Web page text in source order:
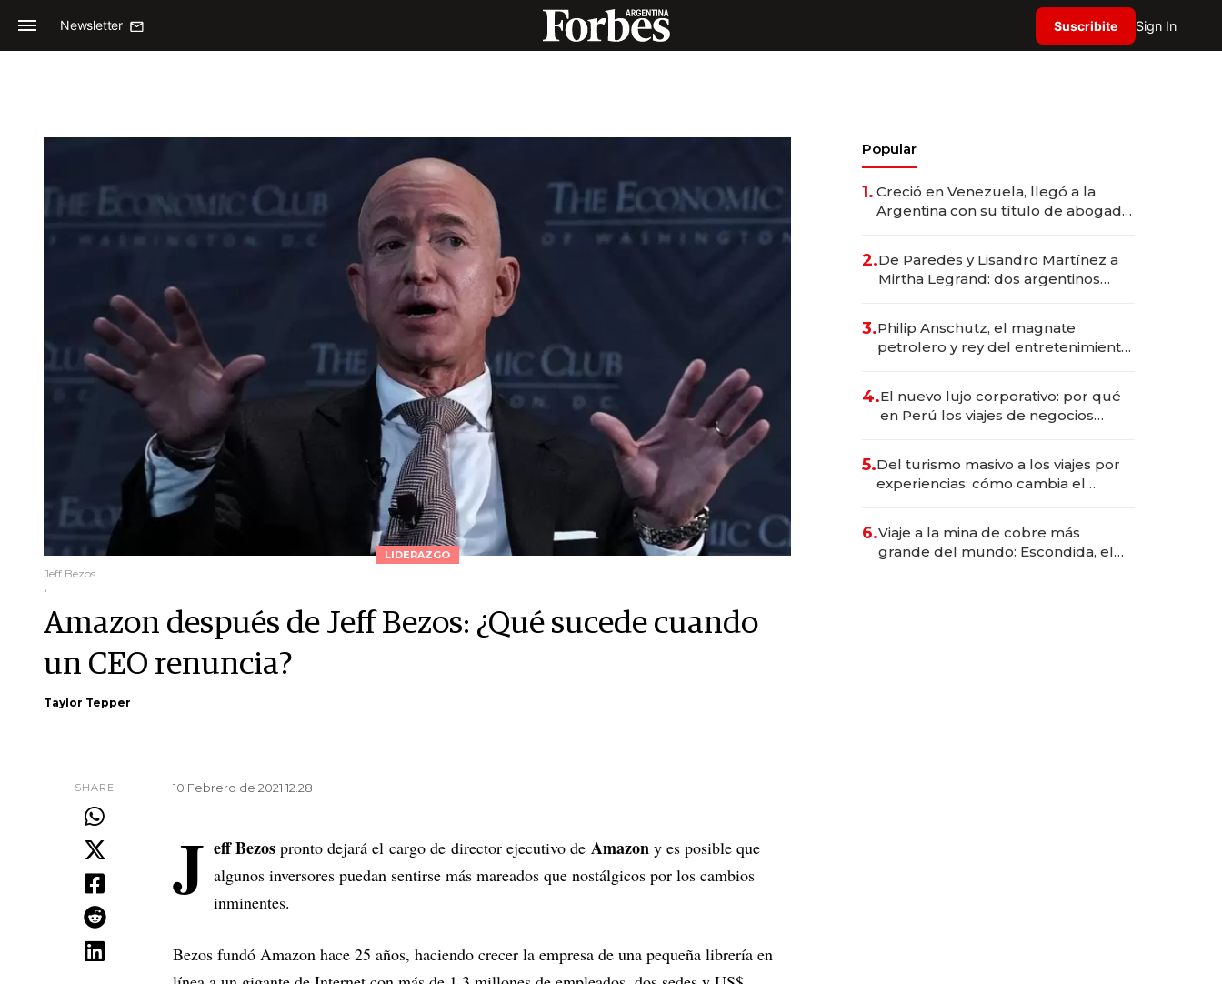
Newsletter Suscribite Sign In
LIDERAZGO
Jeff Bezos.
.
Amazon después de Jeff Bezos: ¿Qué sucede cuando
un CEO renuncia?
Taylor Tepper
SHARE 10 Febrero de 2021 12.28
J eff Bezos pronto dejará el cargo de director ejecutivo de Amazon y es posible que
algunos inversores puedan sentirse más mareados que nostálgicos por los cambios
inminentes.
Bezos fundó Amazon hace 25 años, haciendo crecer la empresa de una pequeña librería en
Popular
1. Creció en Venezuela, llegó a la
Argentina con su título de abogado
marcas "fast premium"
2.De Paredes y Lisandro Martínez a
Mirtha Legrand: dos argentinos
3.Philip Anschutz, el magnate
petrolero y rey del entretenimiento
4.El nuevo lujo corporativo: por qué
en Perú los viajes de negocios
transformadoras
5.Del turismo masivo a los viajes por
experiencias: cómo cambia el
6.Viaje a la mina de cobre más
grande del mundo: Escondida, el